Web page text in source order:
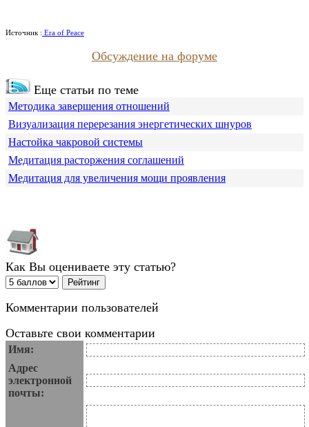
Источник : Era of Peace
Обсуждение на форуме
Еще статьи по теме
Методика завершения отношений
Визуализация перерезания энергетических шнуров
Настойка чакровой системы
Медитация расторжения соглашений
Медитация для увеличения мощи проявления
Как Вы оцениваете эту статью?
Комментарии пользователей
Оставьте свои комментарии
Имя:
Адрес
электронной
почты: